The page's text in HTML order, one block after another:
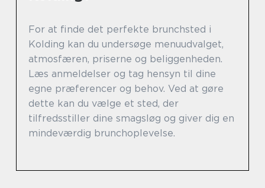
For at finde det perfekte brunchsted i
Kolding kan du undersøge menuudvalget,
atmosfæren, priserne og beliggenheden.
Læs anmeldelser og tag hensyn til dine
egne præferencer og behov. Ved at gøre
dette kan du vælge et sted, der
tilfredsstiller dine smagsløg og giver dig en
mindeværdig brunchoplevelse.